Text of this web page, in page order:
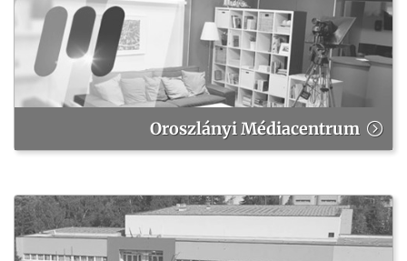
Oroszlányi Médiacentrum